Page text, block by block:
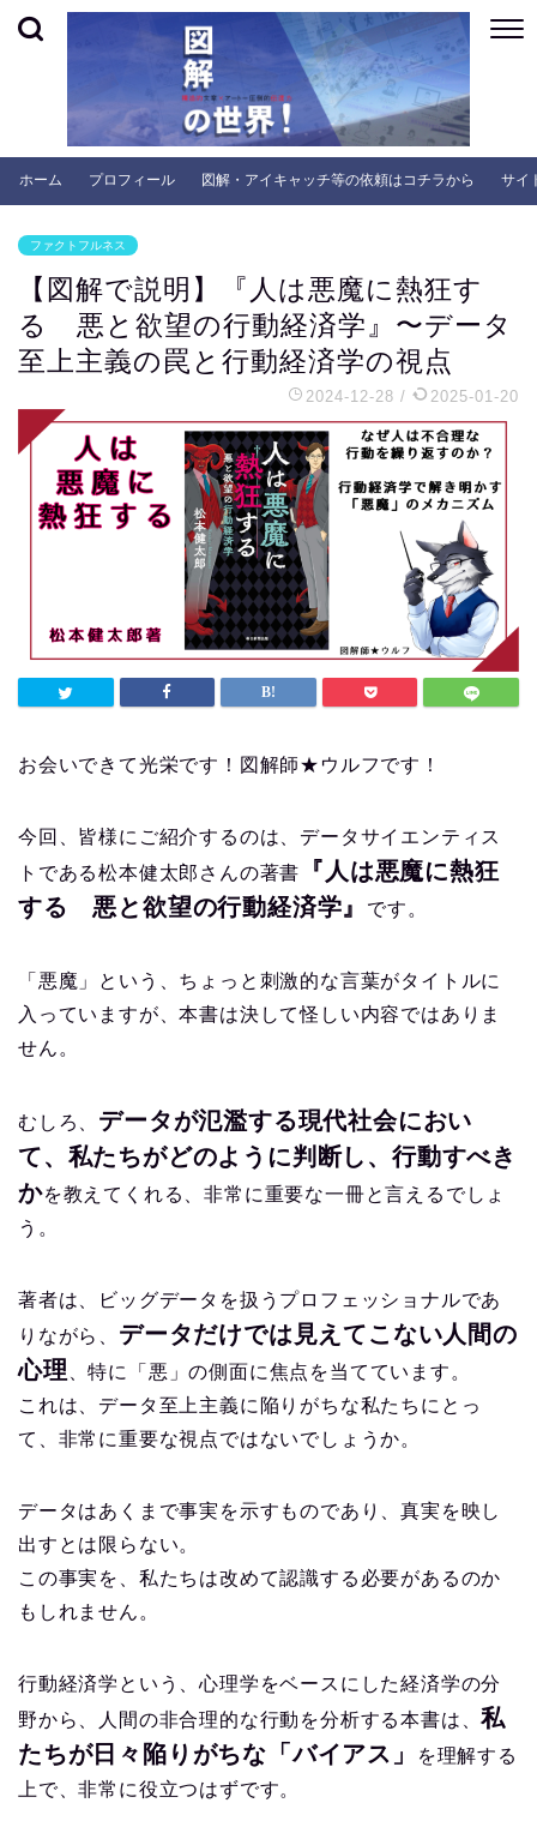
ホーム プロフィール 図解・アイキャッチ等の依頼はコチラから サイ
ファクトフルネス
【図解で説明】『人は悪魔に熱狂す
る 悪と欲望の行動経済学』〜データ
至上主義の罠と行動経済学の視点
2024-12-28 / 2025-01-20
お会いできて光栄です！図解師★ウルフです！
今回、皆様にご紹介するのは、データサイエンティス
トである松本健太郎さんの著書
『人は悪魔に熱狂
する 悪と欲望の行動経済学』
です。
「悪魔」という、ちょっと刺激的な言葉がタイトルに
入っていますが、本書は決して怪しい内容ではありま
せん。
むしろ、 データが氾濫する現代社会におい
て、私たちがどのように判断し、行動すべき
かを教えてくれる、非常に重要な一冊と言えるでしょ
う。
著者は、ビッグデータを扱うプロフェッショナルであ
りながら、 データだけでは見えてこない人間の
心理 、特に「悪」の側面に焦点を当てています。
これは、データ至上主義に陥りがちな私たちにとっ
て、非常に重要な視点ではないでしょうか。
データはあくまで事実を示すものであり、真実を映し
出すとは限らない。
この事実を、私たちは改めて認識する必要があるのか
もしれません。
行動経済学という、心理学をベースにした経済学の分
野から、人間の非合理的な行動を分析する本書は、私
たちが日々陥りがちな「バイアス」
を理解する
上で、非常に役立つはずです。